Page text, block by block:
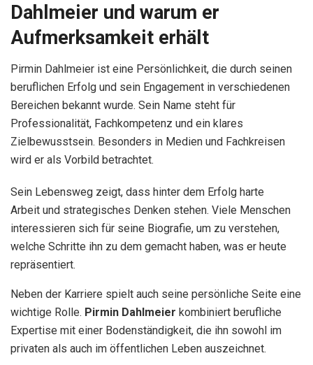
Dahlmeier und warum er
Aufmerksamkeit erhält
Pirmin Dahlmeier ist eine Persönlichkeit, die durch seinen
beruflichen Erfolg und sein Engagement in verschiedenen
Bereichen bekannt wurde. Sein Name steht für
Professionalität, Fachkompetenz und ein klares
Zielbewusstsein. Besonders in Medien und Fachkreisen
wird er als Vorbild betrachtet.
Sein Lebensweg zeigt, dass hinter dem Erfolg harte
Arbeit und strategisches Denken stehen. Viele Menschen
interessieren sich für seine Biografie, um zu verstehen,
welche Schritte ihn zu dem gemacht haben, was er heute
repräsentiert.
Neben der Karriere spielt auch seine persönliche Seite eine
wichtige Rolle. Pirmin Dahlmeier kombiniert berufliche
Expertise mit einer Bodenständigkeit, die ihn sowohl im
privaten als auch im öffentlichen Leben auszeichnet.